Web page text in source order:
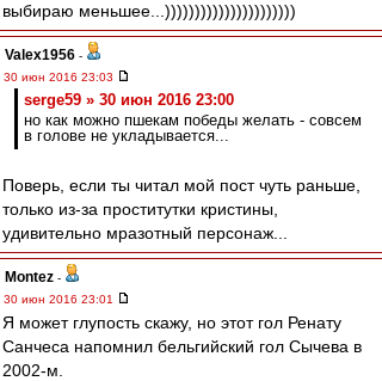
выбираю меньшее...))))))))))))))))))))))
Valex1956 -
30 июн 2016 23:03
serge59 » 30 июн 2016 23:00
но как можно пшекам победы желать - совсем
в голове не укладывается...
Поверь, если ты читал мой пост чуть раньше,
только из-за проститутки кристины,
удивительно мразотный персонаж...
Montez -
30 июн 2016 23:01
Я может глупость скажу, но этот гол Ренату
Санчеса напомнил бельгийский гол Сычева в
2002-м.